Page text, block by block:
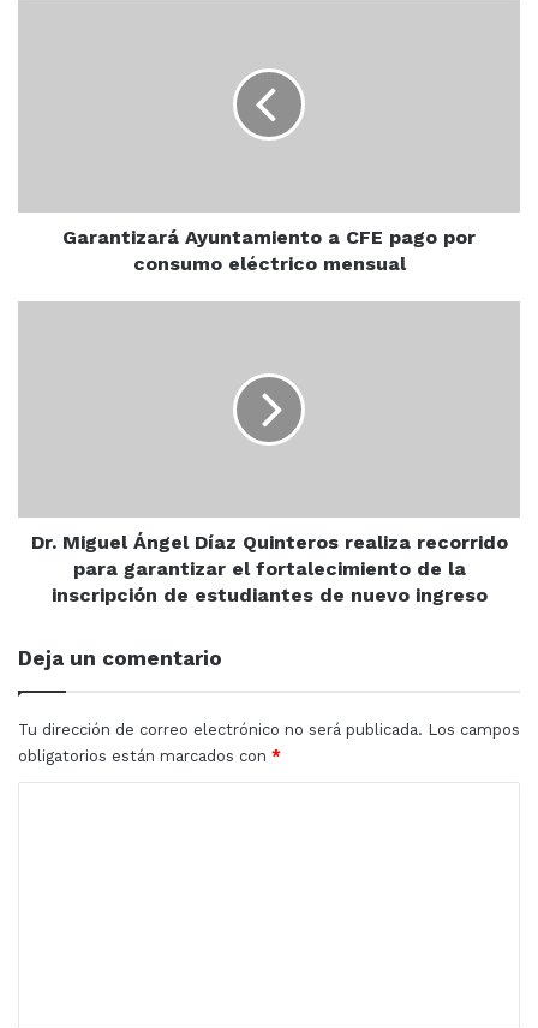
mensual
Garantizará Ayuntamiento a CFE pago por
consumo eléctrico mensual
garantizar
fortalecimiento
de
estudiantes
ingreso
Dr. Miguel Ángel Díaz Quinteros realiza recorrido
para garantizar el fortalecimiento de la
inscripción de estudiantes de nuevo ingreso
Deja un comentario
Tu dirección de correo electrónico no será publicada. Los campos
obligatorios están marcados con *